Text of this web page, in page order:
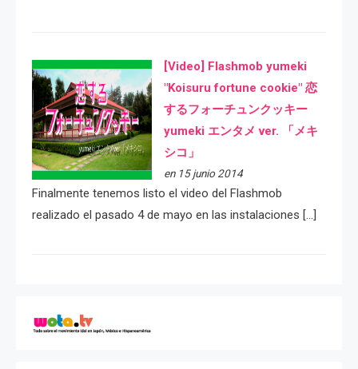
[Video] Flashmob yumeki
"Koisuru fortune cookie" 恋
するフォーチュンクッキー
yumeki エンタメ ver. 「メキ
シコ」
en 15 junio 2014
Finalmente tenemos listo el video del Flashmob
realizado el pasado 4 de mayo en las instalaciones […]